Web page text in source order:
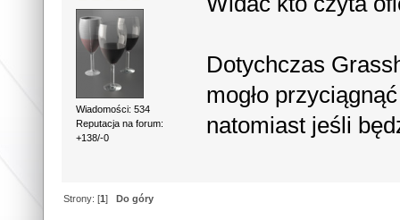
Wiadomości: 534
Reputacja na forum:
+138/-0
Dotychczas
mogło
natomiast jeśli
Strony: [1]Do góry